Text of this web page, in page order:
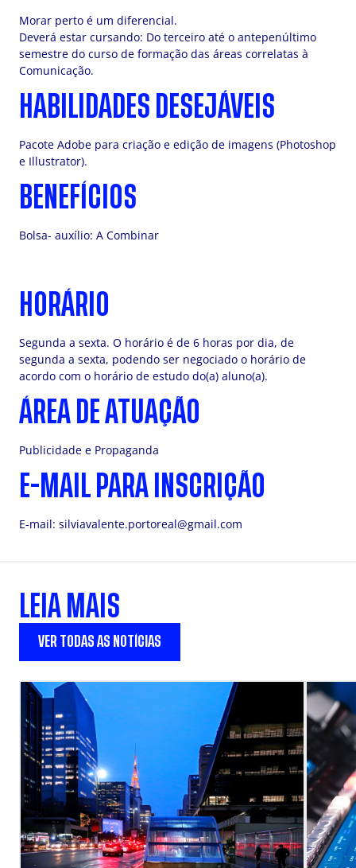
Morar perto é um diferencial.
Deverá estar cursando: Do terceiro até o antepenúltimo
semestre do curso de formação das áreas correlatas à
Comunicação.
HABILIDADES DESEJÁVEIS
Pacote Adobe para criação e edição de imagens (Photoshop
e Illustrator).
BENEFÍCIOS
Bolsa- auxílio: A Combinar
HORÁRIO
Segunda a sexta. O horário é de 6 horas por dia, de
segunda a sexta, podendo ser negociado o horário de
acordo com o horário de estudo do(a) aluno(a).
ÁREA DE ATUAÇÃO
Publicidade e Propaganda
E-MAIL PARA INSCRIÇÃO
E-mail: silviavalente.portoreal@gmail.com
LEIA MAIS
VER TODAS AS NOTÍCIAS